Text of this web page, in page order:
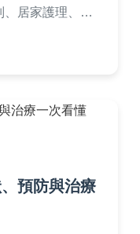
居家護理、就
預防與治療